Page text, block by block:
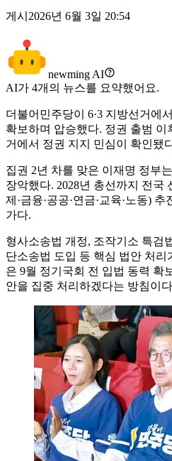
게시 2026년 6월 3일 20:54
newming AI
AI가 4개의 뉴스를 요약했어요.
더불어민주당이 6·3 지방선거에
확보하며 압승했다. 정권 출범 이
거에서 정권 지지 민심이 확인됐
집권 2년 차를 맞은 이재명 정부
장악했다. 2028년 총선까지 전국
제·금융·공공·연금·교육·노동)
가다.
형사소송법 개정, 조작기소 특검
단소송법 도입 등 핵심 법안 처
은 9월 정기국회 전 입법 동력 확
안을 집중 처리하겠다는 방침이